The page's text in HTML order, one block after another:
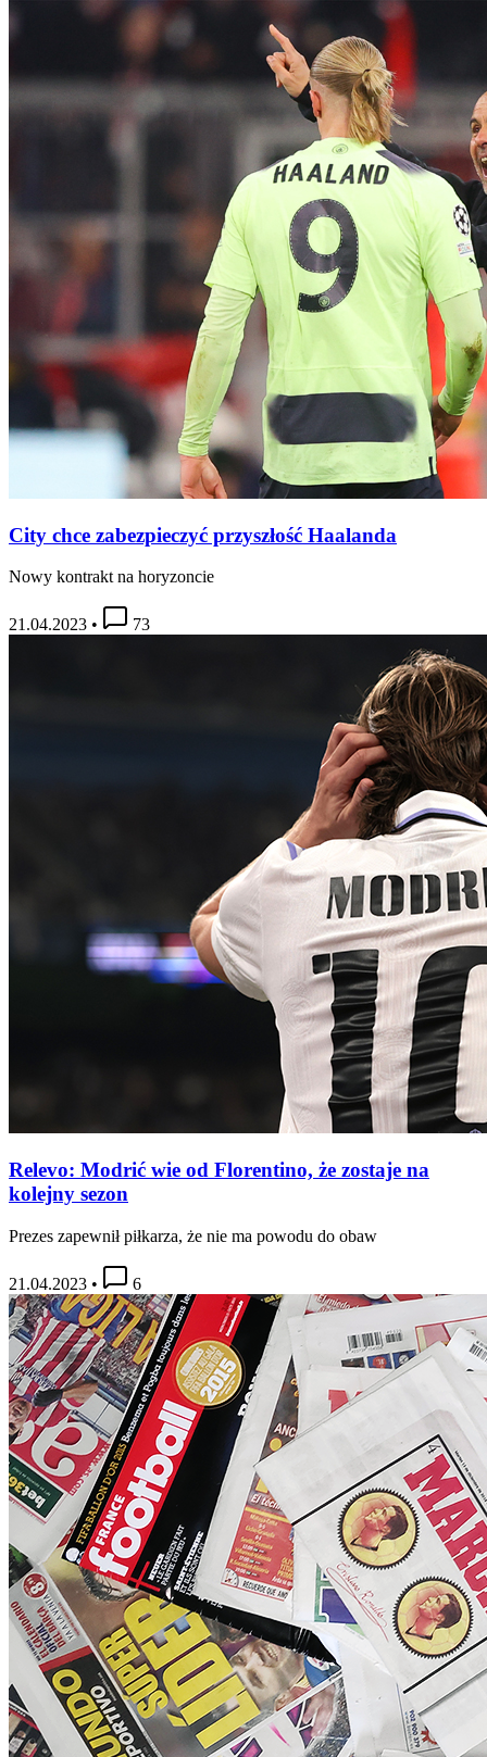
City chce zabezpieczyć przyszłość Haalanda
Nowy kontrakt na horyzoncie
21.04.2023 • 73
Relevo: Modrić wie od Florentino, że zostaje na
kolejny sezon
Prezes zapewnił piłkarza, że nie ma powodu do obaw
21.04.2023 • 6